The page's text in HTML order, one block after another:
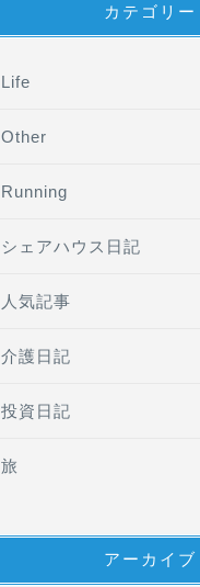
カテゴリー
Life
Other
Running
シェアハウス日記
人気記事
介護日記
投資日記
旅
アーカイブ